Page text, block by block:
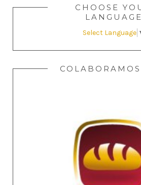
CHOOSE
LANGUAGE
Select Language